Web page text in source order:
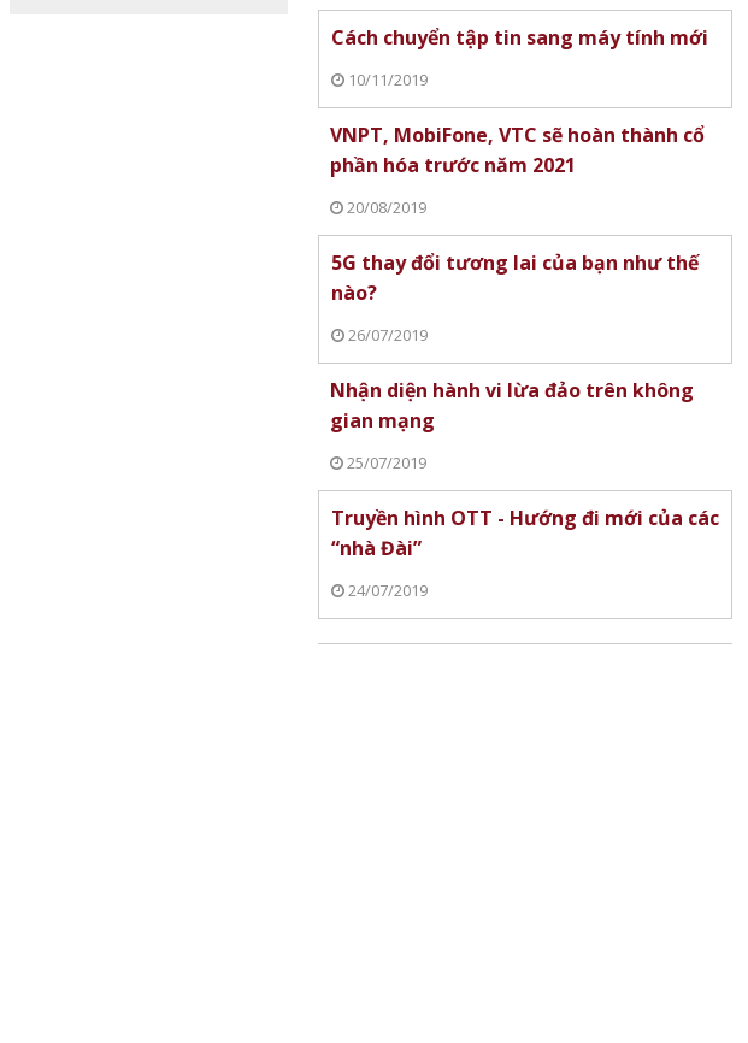
Cách chuyển tập tin sang máy tính mới
10/11/2019
VNPT, MobiFone, VTC sẽ hoàn thành cổ
phần hóa trước năm 2021
20/08/2019
5G thay đổi tương lai của bạn như thế
nào?
26/07/2019
Nhận diện hành vi lừa đảo trên không
gian mạng
25/07/2019
Truyền hình OTT - Hướng đi mới của các
“nhà Đài”
24/07/2019